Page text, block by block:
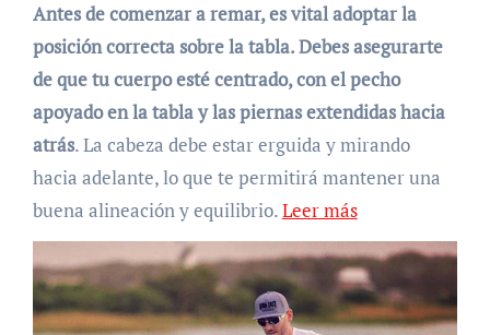
Antes de comenzar a remar, es vital adoptar la
posición correcta sobre la tabla. Debes asegurarte
de que tu cuerpo esté centrado, con el pecho
apoyado en la tabla y las piernas extendidas hacia
atrás. La cabeza debe estar erguida y mirando
hacia adelante, lo que te permitirá mantener una
buena alineación y equilibrio.Leer más